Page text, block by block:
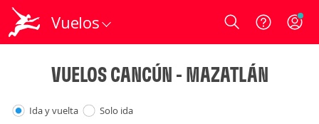
Vuelos Login
VUELOS CANCÚN - MAZATLÁN
Ida y vuelta Solo ida